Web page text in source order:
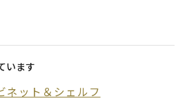
います
ネット＆シェルフ